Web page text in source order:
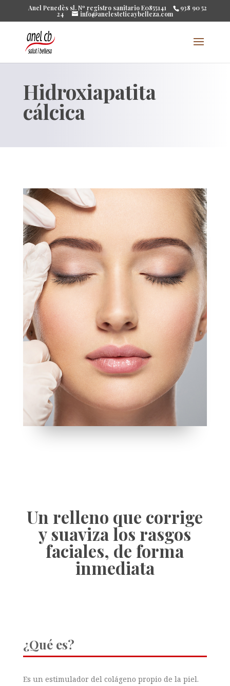
Anel Penedès sl. Nº registro sanitario E0855141 938 90 52
24 info@anelesteticaybelleza.com
Hidroxiapatita
cálcica
Un relleno que corrige
y suaviza los rasgos
faciales, de forma
inmediata
¿Qué es?
Es un estimulador del colágeno propio de la piel.